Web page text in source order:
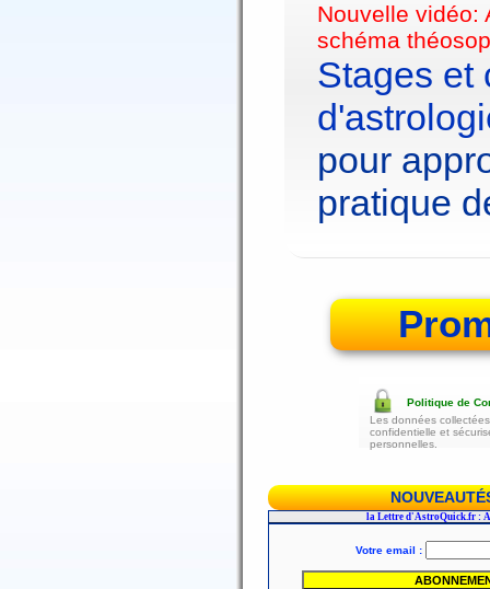
Nouvelle vidéo:
schéma
Stages et
pour
pratique
Politique de
Les données
confidentielle et
personnelles.